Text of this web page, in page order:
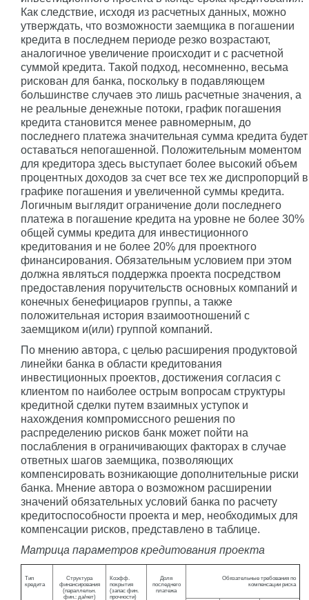
Как следствие, исходя из расчетных данных, можно
утверждать, что возможности заемщика в погашении
кредита в последнем периоде резко возрастают,
аналогичное увеличение происходит и с расчетной
суммой кредита. Такой подход, несомненно, весьма
рискован для банка, поскольку в подавляющем
большинстве случаев это лишь расчетные значения, а
не реальные денежные потоки, график погашения
кредита становится менее равномерным, до
последнего платежа значительная сумма кредита будет
оставаться непогашенной. Положительным моментом
для кредитора здесь выступает более высокий объем
процентных доходов за счет все тех же диспропорций в
графике погашения и увеличенной суммы кредита.
Логичным выглядит ограничение доли последнего
платежа в погашение кредита на уровне не более 30%
общей суммы кредита для инвестиционного
кредитования и не более 20% для проектного
финансирования. Обязательным условием при этом
должна являться поддержка проекта посредством
предоставления поручительств основных компаний и
конечных бенефициаров группы, а также
положительная история взаимоотношений с
заемщиком и(или) группой компаний.
По мнению автора, с целью расширения продуктовой
линейки банка в области кредитования
инвестиционных проектов, достижения согласия с
клиентом по наиболее острым вопросам структуры
кредитной сделки путем взаимных уступок и
нахождения компромиссного решения по
распределению рисков банк может пойти на
послабления в ограничивающих факторах в случае
ответных шагов заемщика, позволяющих
компенсировать возникающие дополнительные риски
банка. Мнение автора о возможном расширении
значений обязательных условий банка по расчету
кредитоспособности проекта и мер, необходимых для
компенсации рисков, представлено в таблице.
Матрица параметров кредитования проекта
Тип
кредита
Структура
финансирования
(параллельн.
фин.: да/нет)
Коэфф.
покрытия
(запас фин.
прочности)
Доля
последнего
платежа
Обязательные требования по
компенсации риска